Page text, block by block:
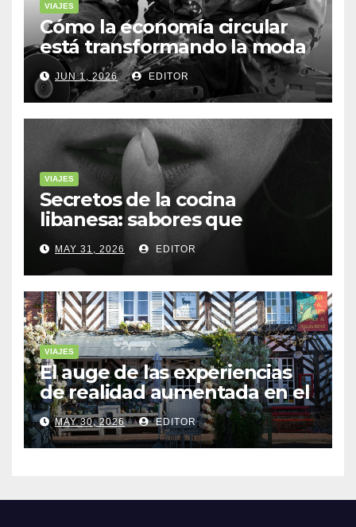
VIAJES
Cómo la economía circular
está transformando la moda
sostenible
JUN 1, 2026 EDITOR
VIAJES
Secretos de la cocina
libanesa: sabores que
cuentan historias
MAY 31, 2026 EDITOR
VIAJES
El auge de las experiencias
de realidad aumentada en el
turismo
MAY 30, 2026 EDITOR